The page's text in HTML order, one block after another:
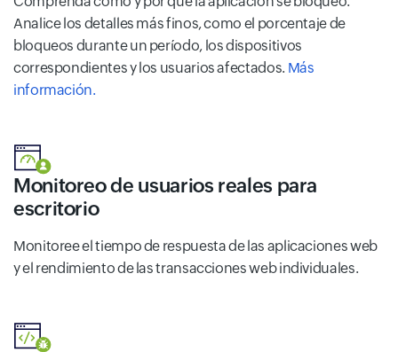
Analice los detalles más finos, como el porcentaje de
bloqueos durante un período, los dispositivos
correspondientes y los usuarios afectados. Más
información.
Monitoreo de usuarios reales para
escritorio
Monitoree el tiempo de respuesta de las aplicaciones web
y el rendimiento de las transacciones web individuales.